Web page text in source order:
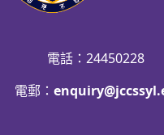
電話：24450228
電郵：